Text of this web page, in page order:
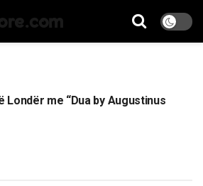
Londër me “Dua by Augustinus